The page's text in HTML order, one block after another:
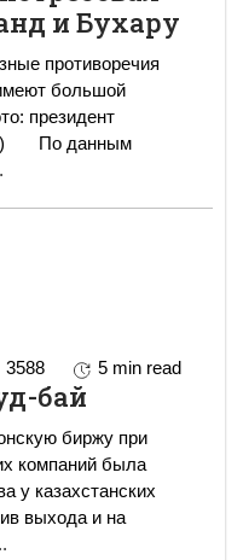
и Бухару
противоречия
большой
президент
3588 5 min read
бай
биржу при
компаний была
у казахстанских
выхода и на